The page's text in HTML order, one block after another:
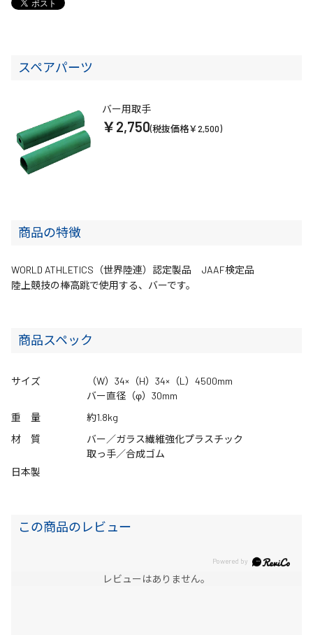
スペアパーツ
バー用取手
￥2,750(税抜価格￥2,500)
商品の特徴
WORLD ATHLETICS（世界陸連）認定製品 JAAF検定品
陸上競技の棒高跳で使用する、バーです。
商品スペック
サイズ
（W）34×（H）34×（L）4500mm
バー直径（φ）30mm
重 量
約1.8kg
材 質
バー／ガラス繊維強化プラスチック
取っ手／合成ゴム
日本製
この商品のレビュー
レビューはありません。